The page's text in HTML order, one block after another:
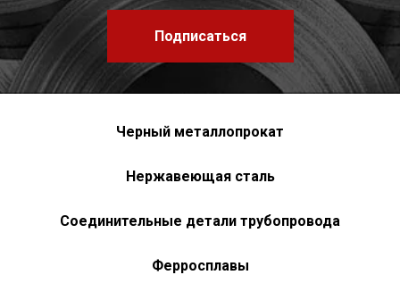
Подписаться
Черный металлопрокат
Нержавеющая сталь
Соединительные детали трубопровода
Ферросплавы